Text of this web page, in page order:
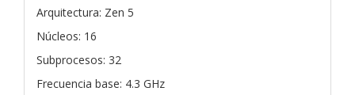
Arquitectura: Zen 5
Núcleos: 16
Subprocesos: 32
Frecuencia base: 4.3 GHz